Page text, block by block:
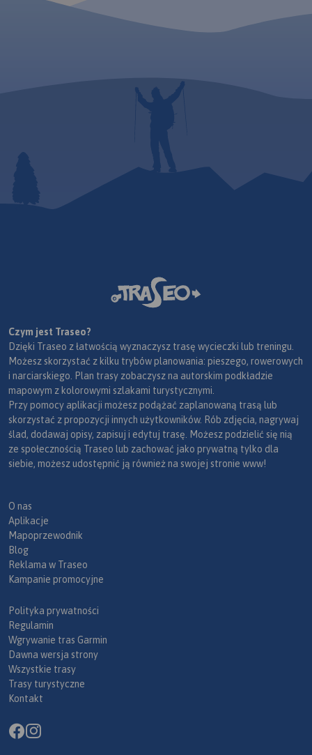
Czym jest Traseo?
Dzięki Traseo z łatwością wyznaczysz trasę wycieczki lub treningu.
Możesz skorzystać z kilku trybów planowania: pieszego, rowerowych
i narciarskiego. Plan trasy zobaczysz na autorskim podkładzie
mapowym z kolorowymi szlakami turystycznymi.
Przy pomocy aplikacji możesz podążać zaplanowaną trasą lub
skorzystać z propozycji innych użytkowników. Rób zdjęcia, nagrywaj
ślad, dodawaj opisy, zapisuj i edytuj trasę. Możesz podzielić się nią
ze społecznością Traseo lub zachować jako prywatną tylko dla
siebie, możesz udostępnić ją również na swojej stronie www!
O nas
Aplikacje
Mapoprzewodnik
Blog
Reklama w Traseo
Kampanie promocyjne
Polityka prywatności
Regulamin
Wgrywanie tras Garmin
Dawna wersja strony
Wszystkie trasy
Trasy turystyczne
Kontakt